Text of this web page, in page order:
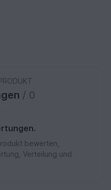
/ 0
bewerten,
Verteilung und